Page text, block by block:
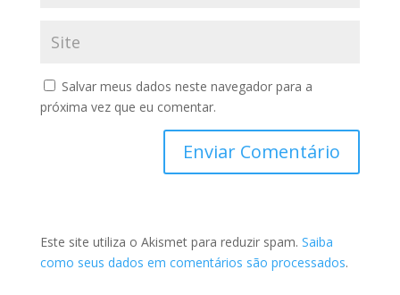
Salvar meus dados neste navegador para a
próxima vez que eu comentar.
Este site utiliza o Akismet para reduzir spam. Saiba
como seus dados em comentários são processados.